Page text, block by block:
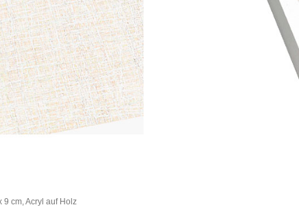
cm, Acryl auf Holz